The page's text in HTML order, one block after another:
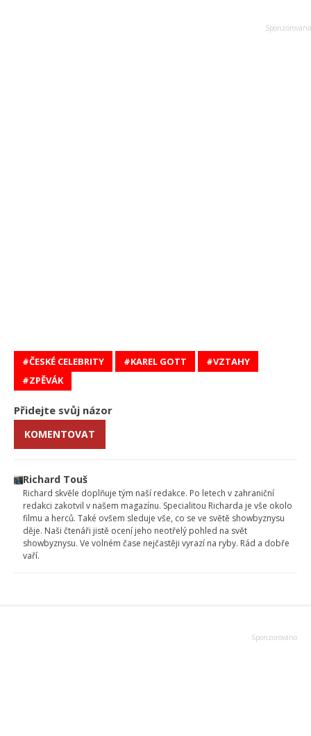
ČESKÉ CELEBRITY KAREL GOTT
VZTAHY
ZPĚVÁK
Přidejte svůj názor
KOMENTOVAT
Richard Touš
Richard skvěle doplňuje tým naší redakce. Po letech v zahraniční
redakci zakotvil v našem magazínu. Specialitou Richarda je vše okolo
filmu a herců. Také ovšem sleduje vše, co se ve světě showbyznysu
děje. Naši čtenáři jistě ocení jeho neotřelý pohled na svět
showbyznysu. Ve volném čase nejčastěji vyrazí na ryby. Rád a dobře
vaří.